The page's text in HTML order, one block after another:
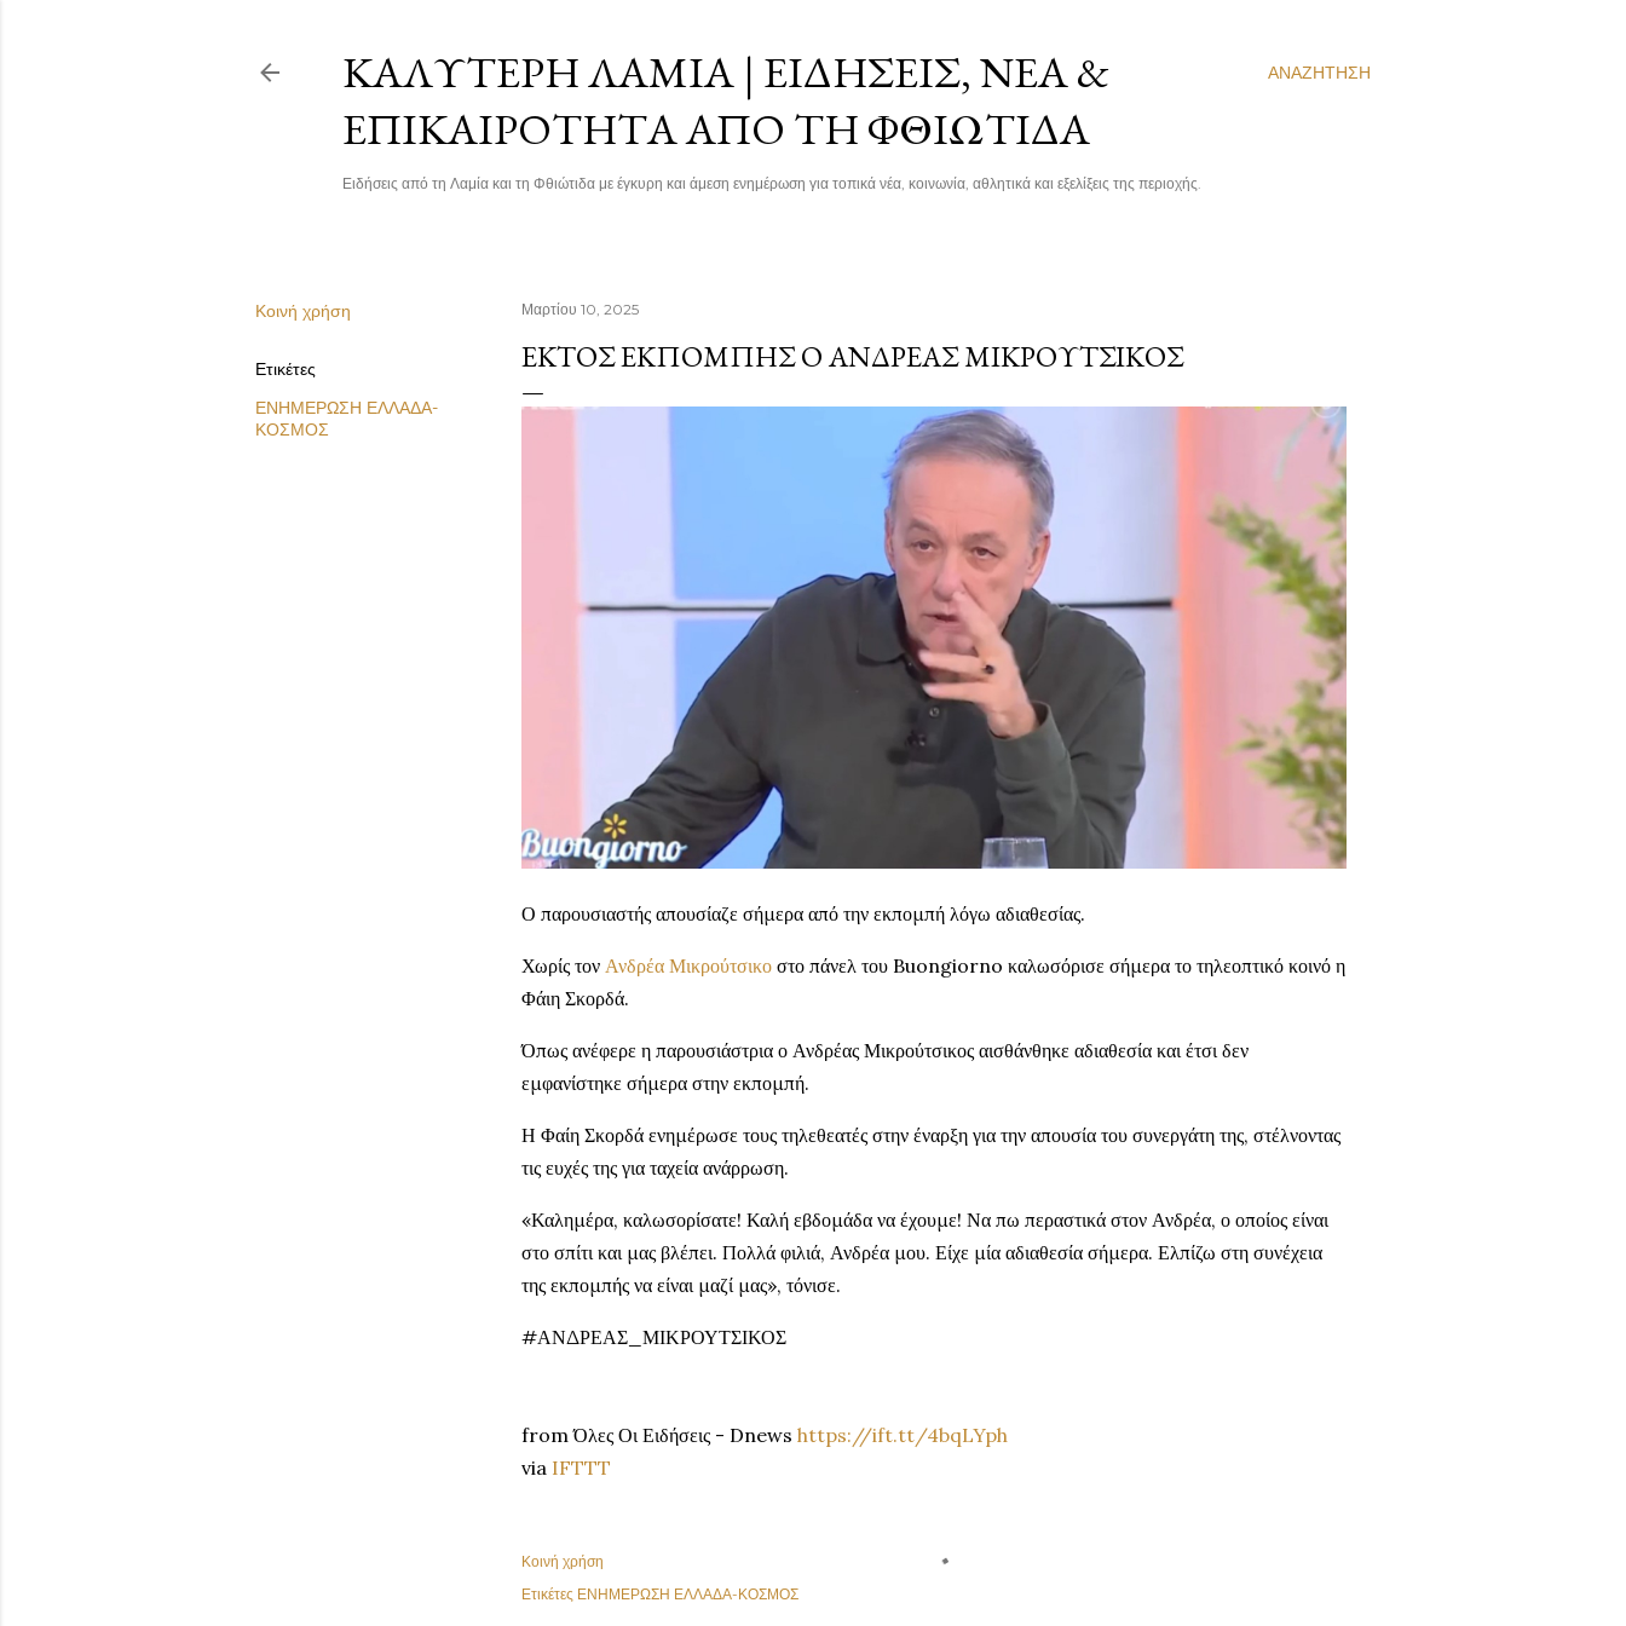
ΑΝΑΖΉΤΗΣΗ
ΚΑΛΎΤΕΡΗ ΛΑΜΊΑ | ΕΙΔΉΣΕΙΣ, ΝΈΑ &
ΕΠΙΚΑΙΡΌΤΗΤΑ ΑΠΌ ΤΗ ΦΘΙΏΤΙΔΑ
Ειδήσεις από τη Λαμία και τη Φθιώτιδα με έγκυρη και άμεση ενημέρωση για τοπικά νέα, κοινωνία, αθλητικά και εξελίξεις της περιοχής.
Κοινή χρήση
Ετικέτες
ΕΝΗΜΕΡΩΣΗ ΕΛΛΑΔΑ-
ΚΟΣΜΟΣ
Μαρτίου 10, 2025
ΕΚΤΌΣ ΕΚΠΟΜΠΉΣ Ο ΑΝΔΡΈΑΣ ΜΙΚΡΟΎΤΣΙΚΟΣ
Ο παρουσιαστής απουσίαζε σήμερα από την εκπομπή λόγω αδιαθεσίας.
Χωρίς τον Ανδρέα Μικρούτσικο στο πάνελ του Buongiorno καλωσόρισε σήμερα το τηλεοπτικό κοινό η
Φάιη Σκορδά.
Όπως ανέφερε η παρουσιάστρια ο Ανδρέας Μικρούτσικος αισθάνθηκε αδιαθεσία και έτσι δεν
εμφανίστηκε σήμερα στην εκπομπή.
Η Φαίη Σκορδά ενημέρωσε τους τηλεθεατές στην έναρξη για την απουσία του συνεργάτη της, στέλνοντας
τις ευχές της για ταχεία ανάρρωση.
«Καλημέρα, καλωσορίσατε! Καλή εβδομάδα να έχουμε! Να πω περαστικά στον Ανδρέα, ο οποίος είναι
στο σπίτι και μας βλέπει. Πολλά φιλιά, Ανδρέα μου. Είχε μία αδιαθεσία σήμερα. Ελπίζω στη συνέχεια
της εκπομπής να είναι μαζί μας», τόνισε.
#ΑΝΔΡΕΑΣ_ΜΙΚΡΟΥΤΣΙΚΟΣ
from Όλες Οι Ειδήσεις - Dnews https://ift.tt/4bqLYph
via IFTTT
Κοινή χρήση
Ετικέτες ΕΝΗΜΕΡΩΣΗ ΕΛΛΑΔΑ-ΚΟΣΜΟΣ